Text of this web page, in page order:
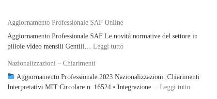
Aggiornamento Professionale SAF Online
Aggiornamento Professionale SAF Le novità normative del settore in
pillole video mensili Gentili… Leggi tutto: Aggiornamento Professionale
Nazionalizzazioni – Chiarimenti
Aggiornamento Professionale 2023 Nazionalizzazioni: Chiarimenti
Interpretativi MIT Circolare n. 16524 • Integrazione… Leggi tutto: